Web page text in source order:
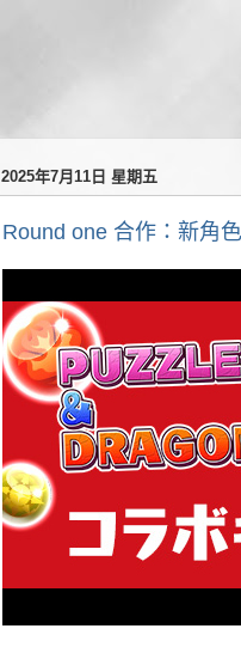
2025年7月11日 星期五
Round one 合作：新角